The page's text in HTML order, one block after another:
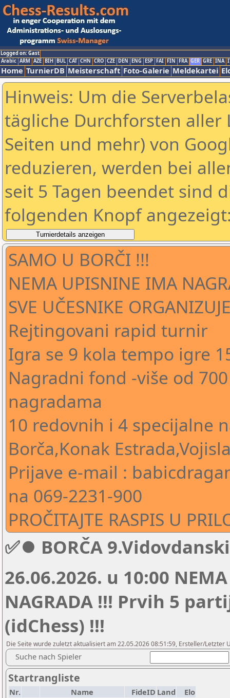
Logged on: Gast
Arabic ARM AZE BIH BUL CAT CHN CRO CZE DEN ENG ESP FAI FIN FRA GER GRE INA
Home TurnierDB Meisterschaft Foto-Galerie Meldekartei
Hinweis: Um die
tägliche Durchforsten aller
Seiten und mehr) von
reduzieren, werden bei
seit 5 Tagen beendet sind
folgenden Knopf
SAMO U BORČI !!!
NEMA UPISNINE IMA
SVE UČESNIKE
Rejtingovani rapid turnir
Igra se 9 kola tempo igre
Nagradni fond -više od
nagradama
10 redovnih i 4 specijalne
Borča,Konak
Prijave e-mail :
na 069-2231-900
PROČITAJTE RASPIS U
✅⏺ BORČA
26.06.2026. u 10:00
NAGRADA !!! Prvih 5
(idChess) !!!
Die Seite wurde zuletzt aktualisiert am 22.05.2026 08:51:59, Ersteller/Letzter
Suche nach Spieler
Startrangliste
Nr. Name FideID Land
Elo